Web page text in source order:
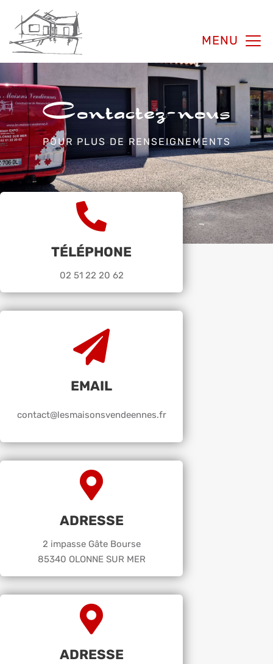
MENU
Contactez-nous
POUR PLUS DE RENSEIGNEMENTS
TÉLÉPHONE
02 51 22 20 62
EMAIL
contact@lesmaisonsvendeennes.fr
ADRESSE
2 impasse Gâte Bourse
85340 OLONNE SUR MER
ADRESSE